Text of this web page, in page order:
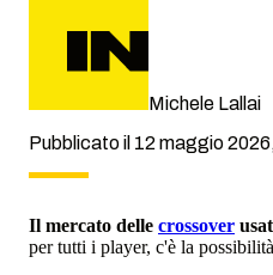
Michele Lallai
Pubblicato il 12 maggio
Il mercato delle crossover
per tutti i player, c'è la